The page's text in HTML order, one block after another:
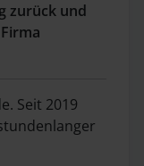
zurück und
Seit 2019